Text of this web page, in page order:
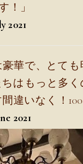
！」
2021
華で、とて
はもっと多
違いなく！
2021